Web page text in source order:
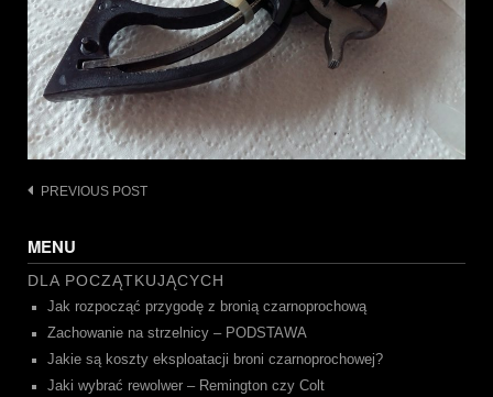
Post
PREVIOUS POST
MENU
DLA POCZĄTKUJĄCYCH
Jak rozpocząć przygodę z bronią czarnoprochową
Zachowanie na strzelnicy – PODSTAWA
Jakie są koszty eksploatacji broni czarnoprochowej?
Jaki wybrać rewolwer – Remington czy Colt